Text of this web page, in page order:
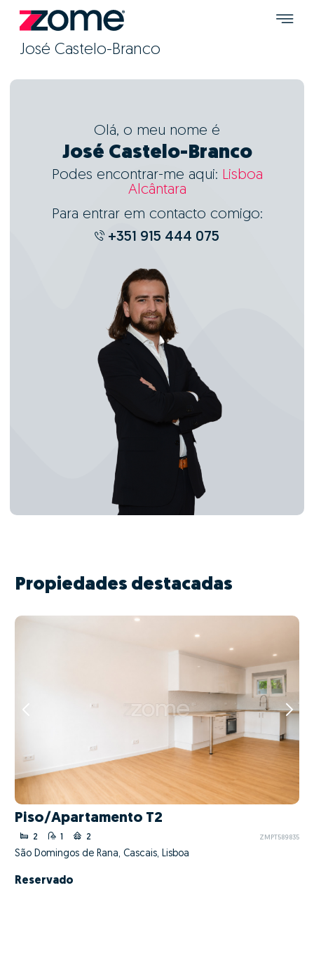
José Castelo-Branco
Olá, o meu nome é
José Castelo-Branco
Podes encontrar-me aqui: Lisboa
Alcântara
Para entrar em contacto comigo:
+351 915 444 075
Propiedades destacadas
Piso/Apartamento T2
2 1 2 ZMPT589835
São Domingos de Rana, Cascais, Lisboa
Reservado